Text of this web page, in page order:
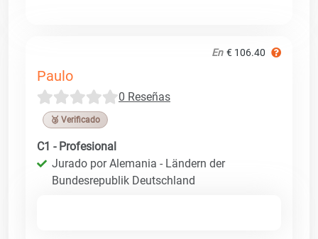
En € 106.40
Paulo
0 Reseñas
🥉 Verificado
C1 - Profesional
Jurado por Alemania - Ländern der
Bundesrepublik Deutschland